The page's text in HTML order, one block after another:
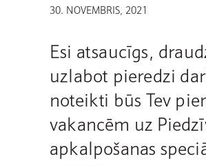
30. NOVEMBRIS, 2021
Esi atsaucīgs,
uzlabot pieredzi
noteikti būs Tev
vakancēm uz
apkalpošanas